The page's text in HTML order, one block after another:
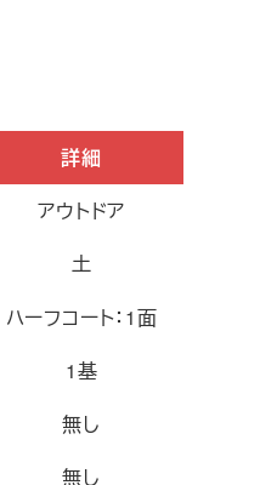
詳細
アウトドア
土
ハーフコート：1面
1基
無し
無し